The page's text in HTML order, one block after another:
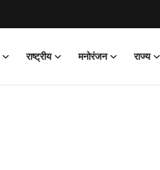
राष्ट्रीय मनोरंजन राज्य